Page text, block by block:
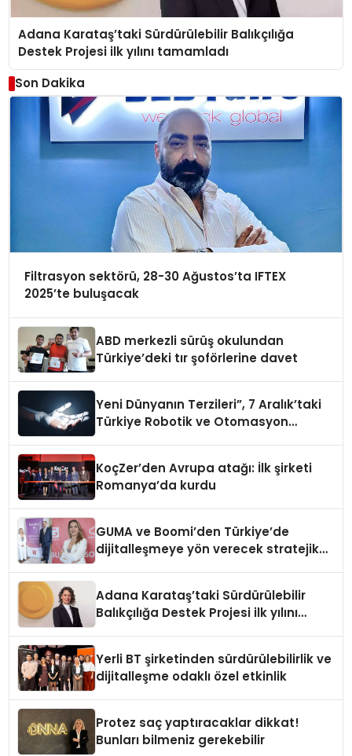
Adana Karataş’taki Sürdürülebilir Balıkçılığa
Destek Projesi ilk yılını tamamladı
Son Dakika
Filtrasyon sektörü, 28-30 Ağustos’ta IFTEX
2025’te buluşacak
ABD merkezli sürüş okulundan
Türkiye’deki tır şoförlerine davet
Yeni Dünyanın Terzileri”, 7 Aralık’taki
Türkiye Robotik ve Otomasyon
KoçZer’den Avrupa atağı: İlk şirketi
Romanya’da kurdu
GUMA ve Boomi’den Türkiye’de
dijitalleşmeye yön verecek stratejik
Adana Karataş’taki Sürdürülebilir
Balıkçılığa Destek Projesi ilk yılını
Yerli BT şirketinden sürdürülebilirlik ve
dijitalleşme odaklı özel etkinlik
Protez saç yaptıracaklar dikkat!
Bunları bilmeniz gerekebilir